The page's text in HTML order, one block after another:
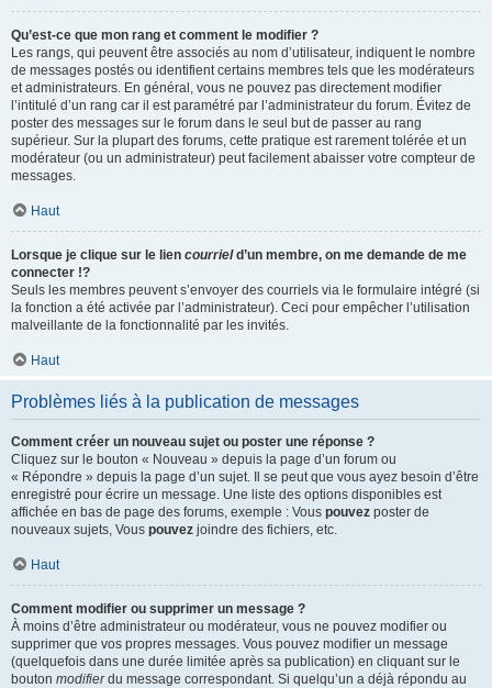
Qu’est-ce que mon rang et comment le modifier ?
Les rangs, qui peuvent être associés au nom d’utilisateur, indiquent le nombre
de messages postés ou identifient certains membres tels que les modérateurs
et administrateurs. En général, vous ne pouvez pas directement modifier
l’intitulé d’un rang car il est paramétré par l’administrateur du forum. Évitez de
poster des messages sur le forum dans le seul but de passer au rang
supérieur. Sur la plupart des forums, cette pratique est rarement tolérée et un
modérateur (ou un administrateur) peut facilement abaisser votre compteur de
messages.
Haut
Lorsque je clique sur le lien courrield’un membre, on me demande de me
connecter !?
Seuls les membres peuvent s’envoyer des courriels via le formulaire intégré (si
la fonction a été activée par l’administrateur). Ceci pour empêcher l’utilisation
malveillante de la fonctionnalité par les invités.
Haut
Problèmes liés à la publication de messages
Comment créer un nouveau sujet ou poster une réponse ?
Cliquez sur le bouton « Nouveau » depuis la page d’un forum ou
« Répondre » depuis la page d’un sujet. Il se peut que vous ayez besoin d’être
enregistré pour écrire un message. Une liste des options disponibles est
affichée en bas de page des forums, exemple : Vous pouvez poster de
nouveaux sujets, Vous pouvez joindre des fichiers, etc.
Haut
Comment modifier ou supprimer un message ?
À moins d’être administrateur ou modérateur, vous ne pouvez modifier ou
supprimer que vos propres messages. Vous pouvez modifier un message
(quelquefois dans une durée limitée après sa publication) en cliquant sur le
bouton modifierdu message correspondant. Si quelqu’un a déjà répondu au